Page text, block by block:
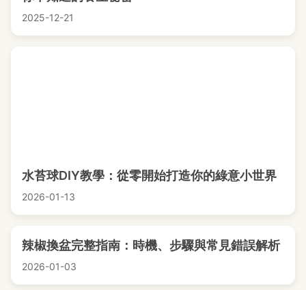
2025-12-21
水苔球DIY教學：從零開始打造你的綠意小世界
2026-01-13
辣椒換盆完整指南：時機、步驟與常見錯誤解析
2026-01-03